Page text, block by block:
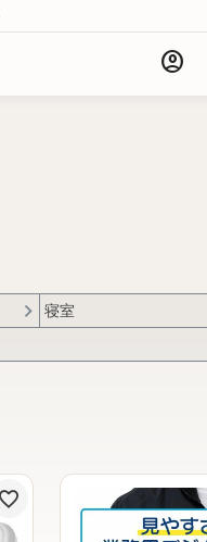
account_circle
寝室